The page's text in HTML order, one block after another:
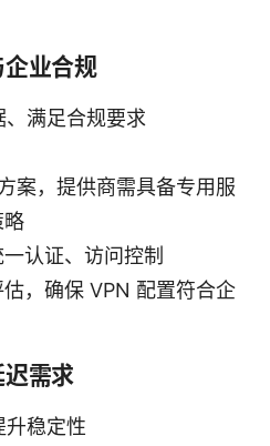
业合规
、满足合规要求
案，提供商需具备专用服
略
认证、访问控制
，确保 VPN 配置符合企
需求
升稳定性